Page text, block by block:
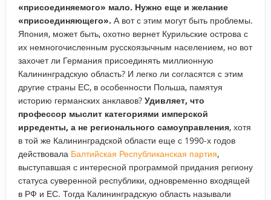
«присоединяемого» мало. Нужно еще и желание
«присоединяющего». А вот с этим могут быть проблемы.
Япония, может быть, охотно вернет Курильские острова с
их немногочисленным русскоязычным населением, но вот
захочет ли Германия присоединять миллионную
Калининградскую область? И легко ли согласятся с этим
другие страны ЕС, в особенности Польша, памятуя
историю германских анклавов? Удивляет, что
профессор мыслит категориями имперской
ирреденты, а не регионального самоуправления, хотя
в той же Калининградской области еще с 1990-х годов
действовала Балтийская Республиканская партия,
выступавшая с интересной программой придания региону
статуса суверенной республики, одновременно входящей
в РФ и ЕС. Тогда Калининградскую область называли